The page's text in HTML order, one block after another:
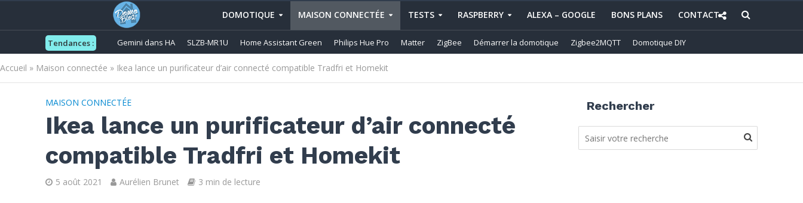
DOMOTIQUE MAISON CONNECTÉE TESTS RASPBERRY ALEXA – GOOGLE BONS PLANS CONTACT
Tendances : Gemini dans HA SLZB-MR1U Home Assistant Green Philips Hue Pro Matter ZigBee Démarrer la domotique Zigbee2MQTT Domotique DIY
Accueil » Maison connectée » Ikea lance un purificateur d’air connecté compatible Tradfri et Homekit
MAISON CONNECTÉE
Ikea lance un purificateur d’air connecté
compatible Tradfri et Homekit
5 août 2021 Aurélien Brunet 3 min de lecture
Rechercher